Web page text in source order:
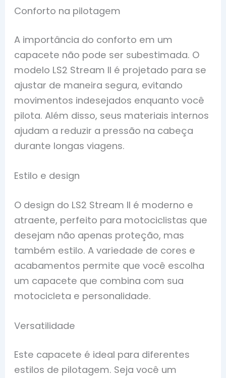
Conforto na pilotagem
A importância do conforto em um
capacete não pode ser subestimada. O
modelo LS2 Stream II é projetado para se
ajustar de maneira segura, evitando
movimentos indesejados enquanto você
pilota. Além disso, seus materiais internos
ajudam a reduzir a pressão na cabeça
durante longas viagens.
Estilo e design
O design do LS2 Stream II é moderno e
atraente, perfeito para motociclistas que
desejam não apenas proteção, mas
também estilo. A variedade de cores e
acabamentos permite que você escolha
um capacete que combina com sua
motocicleta e personalidade.
Versatilidade
Este capacete é ideal para diferentes
estilos de pilotagem. Seja você um